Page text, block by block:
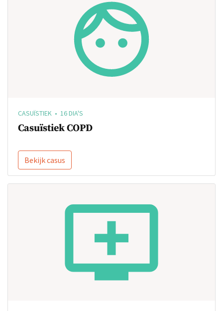
CASUÏSTIEK • 16 DIA'S
Casuïstiek COPD
Bekijk casus